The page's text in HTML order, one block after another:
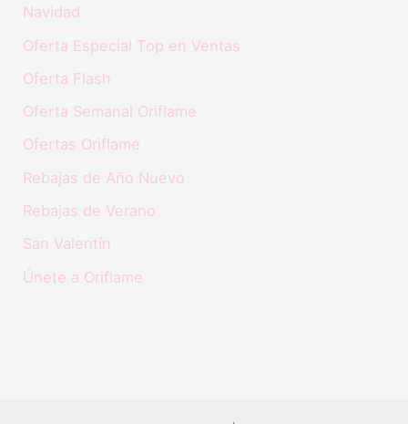
Navidad
Oferta Especial Top en Ventas
Oferta Flash
Oferta Semanal Oriflame
Ofertas Oriflame
Rebajas de Año Nuevo
Rebajas de Verano
San Valentín
Únete a Oriflame